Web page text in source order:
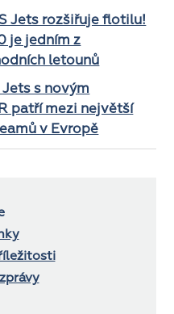
Jets rozšiřuje flotilu!
je jedním z
letounů
Jets s novým
patří mezi největší
v Evropě